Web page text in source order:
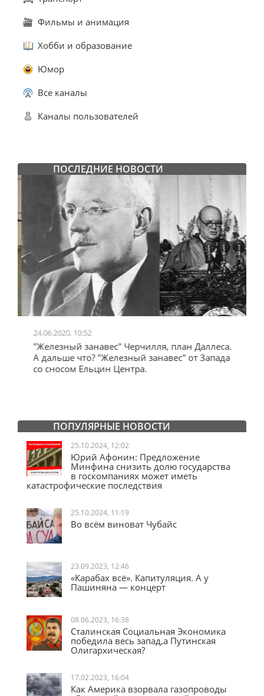
Фильмы и анимация
Хобби и образование
Юмор
Все каналы
Каналы пользователей
ПОСЛЕДНИЕ НОВОСТИ
24.06.2020, 10:52
"Железный занавес" Черчилля, план Даллеса.
А дальше что? "Железный занавес" от Запада
со сносом Ельцин Центра.
ПОПУЛЯРНЫЕ НОВОСТИ
25.10.2024, 12:02
Юрий Афонин: Предложение
Минфина снизить долю государства
в госкомпаниях может иметь
катастрофические последствия
25.10.2024, 11:19
Во всём виноват Чубайс
23.09.2023, 12:46
«Карабах всё». Капитуляция. А у
Пашиняна — концерт
08.06.2023, 16:38
Сталинская Социальная Экономика
победила весь запад,а Путинская
Олигархическая?
17.02.2023, 16:04
Как Америка взорвала газопроводы